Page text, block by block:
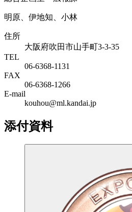
明原、伊地知、小林
住所
大阪府吹田市山手町3-3-35
TEL
06-6368-1131
FAX
06-6368-1266
E-mail
kouhou@ml.kandai.jp
添付資料